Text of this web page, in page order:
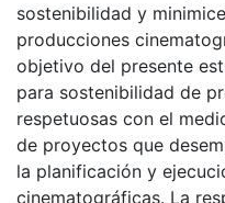
sostenibilidad y
producciones
objetivo del presente
para sostenibilidad de
respetuosas con el
de proyectos que
la planificación y
cinematográficas. La